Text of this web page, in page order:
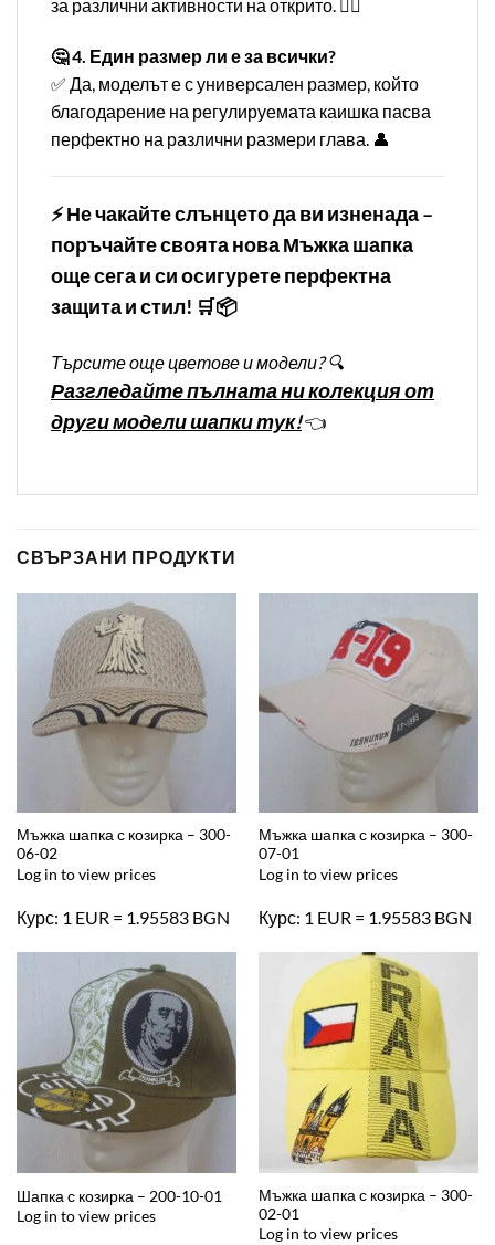
за различни активности на открито. 🏌️‍♂️
🤔 4. Един размер ли е за всички?
✅ Да, моделът е с универсален размер, който
благодарение на регулируемата каишка пасва
перфектно на различни размери глава. 👤
⚡ Не чакайте слънцето да ви изненада –
поръчайте своята нова Мъжка шапка
още сега и си осигурете перфектна
защита и стил! 🛒📦
Търсите още цветове и модели? 🔍
Разгледайте пълната ни колекция от
други модели шапки тук!👈
СВЪРЗАНИ ПРОДУКТИ
Мъжка шапка с козирка – 300-
06-02
Log in to view prices
Курс: 1 EUR = 1.95583 BGN
Мъжка шапка с козирка – 300-
07-01
Log in to view prices
Курс: 1 EUR = 1.95583 BGN
Шапка с козирка – 200-10-01
Log in to view prices
Мъжка шапка с козирка – 300-
02-01
Log in to view prices